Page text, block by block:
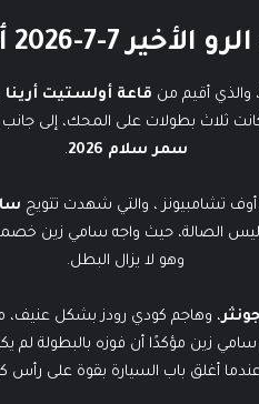
7-2026 أحداث كاملة
، والذي أقيم من قاعة أولستيت أرينا
كانت ثلاث بطولات على المحك، إلى
سمر سلام 2026
.
تشامبيونز ، والتي شهدت تتويج
الصالة، حيث واجه سامي زين
وهو لا يزال البطل.
جونثر ، وهاجم كودي رودز بشكل عنيف،
سامي زين مؤكدًا أن فوزه بالبطولة
أغلق باب السيارة بقوة على رأس